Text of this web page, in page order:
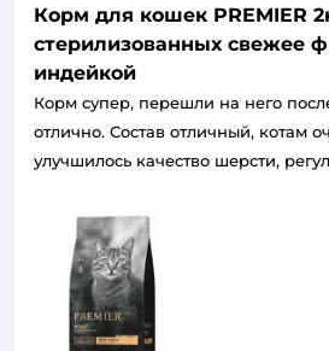
Корм для кошек PREMIER
стерилизованных свежее
индейкой
Корм супер, перешли на него
отлично. Состав отличный, котам
улучшилось качество шерсти,